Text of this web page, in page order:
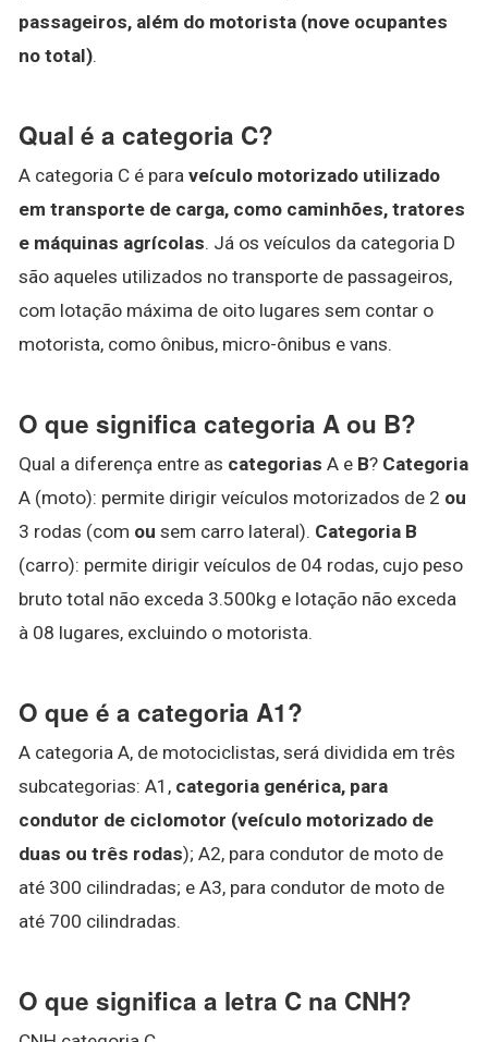
passageiros, além do motorista (nove ocupantes
no total).
Qual é a categoria C?
A categoria C é para veículo motorizado utilizado
em transporte de carga, como caminhões, tratores
e máquinas agrícolas. Já os veículos da categoria D
são aqueles utilizados no transporte de passageiros,
com lotação máxima de oito lugares sem contar o
motorista, como ônibus, micro-ônibus e vans.
O que significa categoria A ou B?
Qual a diferença entre as categorias A e B? Categoria
A (moto): permite dirigir veículos motorizados de 2 ou
3 rodas (com ou sem carro lateral). Categoria B
(carro): permite dirigir veículos de 04 rodas, cujo peso
bruto total não exceda 3.500kg e lotação não exceda
à 08 lugares, excluindo o motorista.
O que é a categoria A1?
A categoria A, de motociclistas, será dividida em três
subcategorias: A1, categoria genérica, para
condutor de ciclomotor (veículo motorizado de
duas ou três rodas); A2, para condutor de moto de
até 300 cilindradas; e A3, para condutor de moto de
até 700 cilindradas.
O que significa a letra C na CNH?